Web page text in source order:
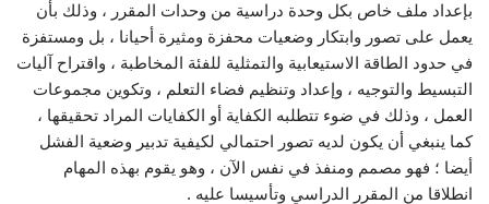
بإعداد ملف خاص بكل وحدة دراسية من وحدات المقرر ، وذلك بأن
يعمل على تصور وابتكار وضعيات محفزة ومثيرة أحيانا ، بل ومستفزة
في حدود الطاقة الاستيعابية والتمثلية للفئة المخاطبة ، واقتراح آليات
التبسيط والتوجيه ، وإعداد وتنظيم فضاء التعلم ، وتكوين مجموعات
العمل ، وذلك في ضوء تتطلبه الكفاية أو الكفايات المراد تحقيقها ،
كما ينبغي أن يكون لديه تصور احتمالي لكيفية تدبير وضعية الفشل
أيضا ؛ فهو مصمم ومنفذ في نفس الآن ، وهو يقوم بهذه المهام
انطلاقا من المقرر الدراسي وتأسيسا عليه .